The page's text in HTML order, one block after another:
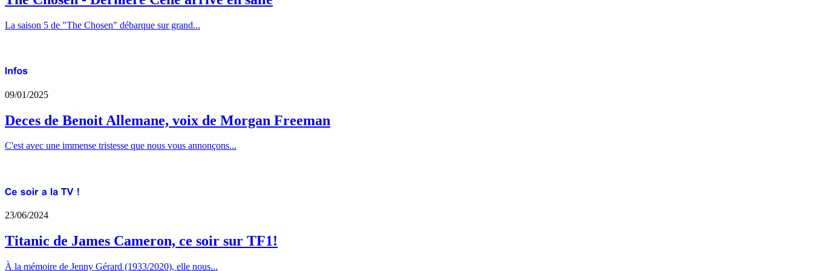
La saison 5 de "The Chosen" débarque sur grand...
09/01/2025
Deces de Benoit Allemane, voix de Morgan Freeman
C'est avec une immense tristesse que nous vous annonçons...
23/06/2024
Titanic de James Cameron, ce soir sur TF1!
À la mémoire de Jenny Gérard (1933/2020), elle nous...